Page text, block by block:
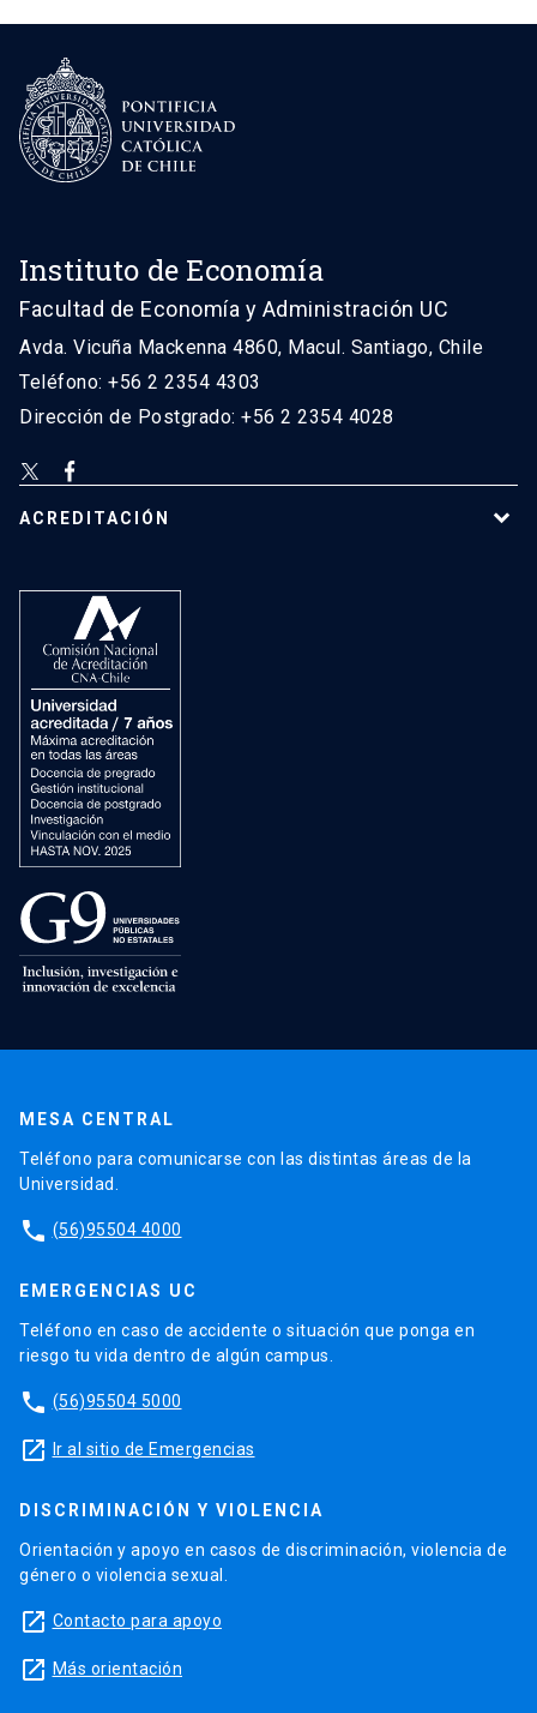
Instituto de Economía
Facultad de Economía y Administración UC
Avda. Vicuña Mackenna 4860, Macul. Santiago, Chile
Teléfono: +56 2 2354 4303
Dirección de Postgrado: +56 2 2354 4028
ACREDITACIÓN
MESA CENTRAL
Teléfono para comunicarse con las distintas áreas de la
Universidad.
phone (56)95504 4000
EMERGENCIAS UC
Teléfono en caso de accidente o situación que ponga en
riesgo tu vida dentro de algún campus.
phone (56)95504 5000
launch Ir al sitio de Emergencias
DISCRIMINACIÓN Y VIOLENCIA
Orientación y apoyo en casos de discriminación, violencia de
género o violencia sexual.
launch Contacto para apoyo
launch Más orientación